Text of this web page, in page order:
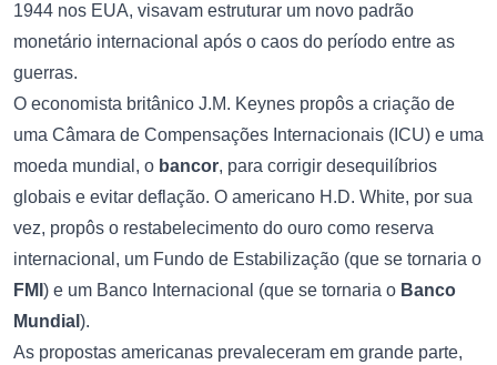
1944 nos EUA, visavam estruturar um novo padrão
monetário internacional após o caos do período entre as
guerras.
O economista britânico J.M. Keynes propôs a criação de
uma Câmara de Compensações Internacionais (ICU) e uma
moeda mundial, o bancor, para corrigir desequilíbrios
globais e evitar deflação. O americano H.D. White, por sua
vez, propôs o restabelecimento do ouro como reserva
internacional, um Fundo de Estabilização (que se tornaria o
FMI ) e um Banco Internacional (que se tornaria o Banco
Mundial ).
As propostas americanas prevaleceram em grande parte,